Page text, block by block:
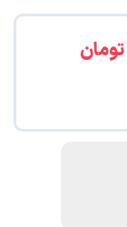
تومان